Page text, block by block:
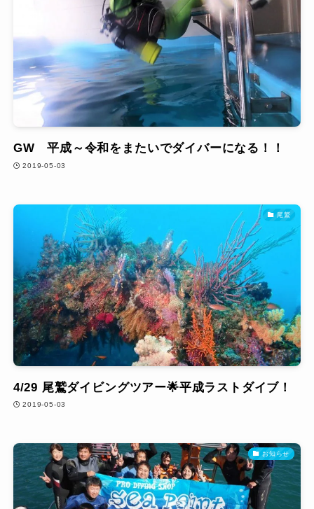
GW 平成～令和をまたいでダイバーになる！！
2019-05-03
尾鷲
4/29 尾鷲ダイビングツアー🌟平成ラストダイブ！
2019-05-03
お知らせ